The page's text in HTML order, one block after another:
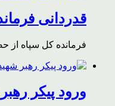
قدردانی
فرمانده کل سپاه از
ورود پیکر